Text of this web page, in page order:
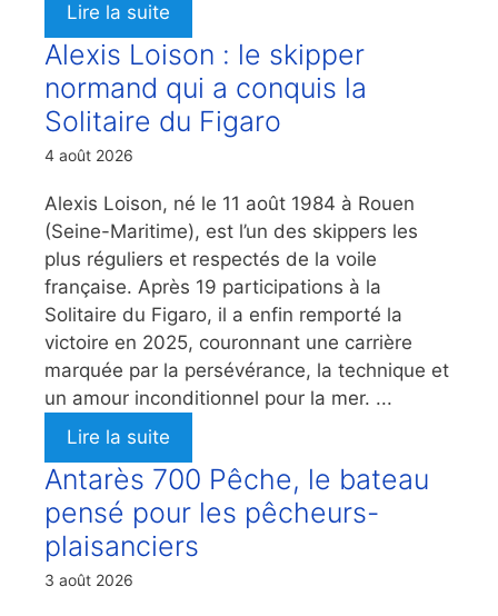
Lire la suite
Alexis Loison : le skipper
normand qui a conquis la
Solitaire du Figaro
4 août 2026
Alexis Loison, né le 11 août 1984 à Rouen
(Seine-Maritime), est l’un des skippers les
plus réguliers et respectés de la voile
française. Après 19 participations à la
Solitaire du Figaro, il a enfin remporté la
victoire en 2025, couronnant une carrière
marquée par la persévérance, la technique et
un amour inconditionnel pour la mer. ...
Lire la suite
Antarès 700 Pêche, le bateau
pensé pour les pêcheurs-
plaisanciers
3 août 2026